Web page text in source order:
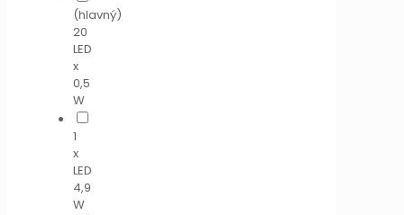
(hlavný)
20
LED
x
0,5
W
1
x
LED
4,9
W